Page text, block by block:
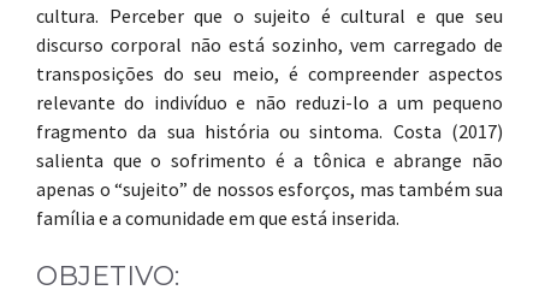
cultura. Perceber que o sujeito é cultural e que seu
discurso corporal não está sozinho, vem carregado de
transposições do seu meio, é compreender aspectos
relevante do indivíduo e não reduzi-lo a um pequeno
fragmento da sua história ou sintoma. Costa (2017)
salienta que o sofrimento é a tônica e abrange não
apenas o “sujeito” de nossos esforços, mas também sua
família e a comunidade em que está inserida.
OBJETIVO: